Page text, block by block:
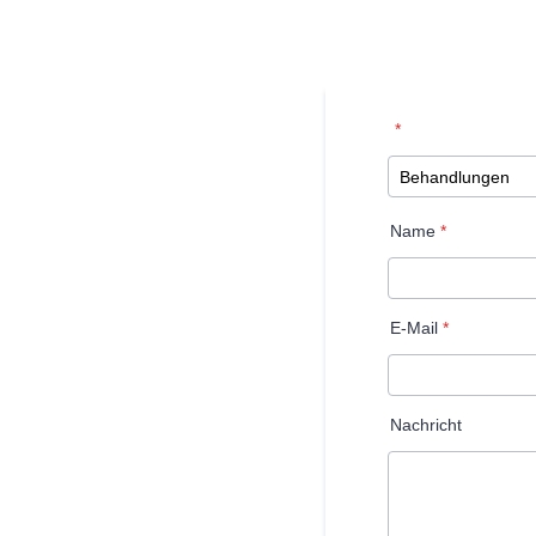
*
Name *
E-Mail *
Nachricht